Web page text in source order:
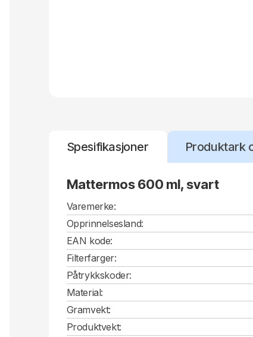
Spesifikasjoner Produktark
Mattermos 600 ml, svart
Varemerke:
Opprinnelsesland:
EAN kode:
Filterfarger:
Påtrykkskoder:
Material:
Gramvekt:
Produktvekt: